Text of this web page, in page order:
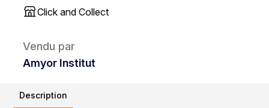
Click and Collect
Vendu par
Amyor Institut
Description